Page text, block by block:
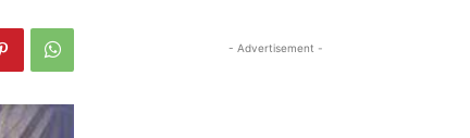
- Advertisement -